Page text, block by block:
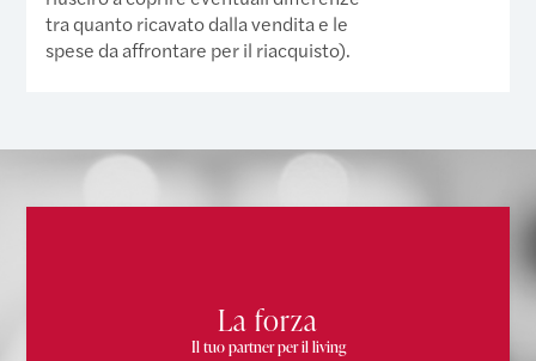
tra quanto ricavato dalla vendita e le
spese da affrontare per il riacquisto).
La forza
Il tuo partner per il living